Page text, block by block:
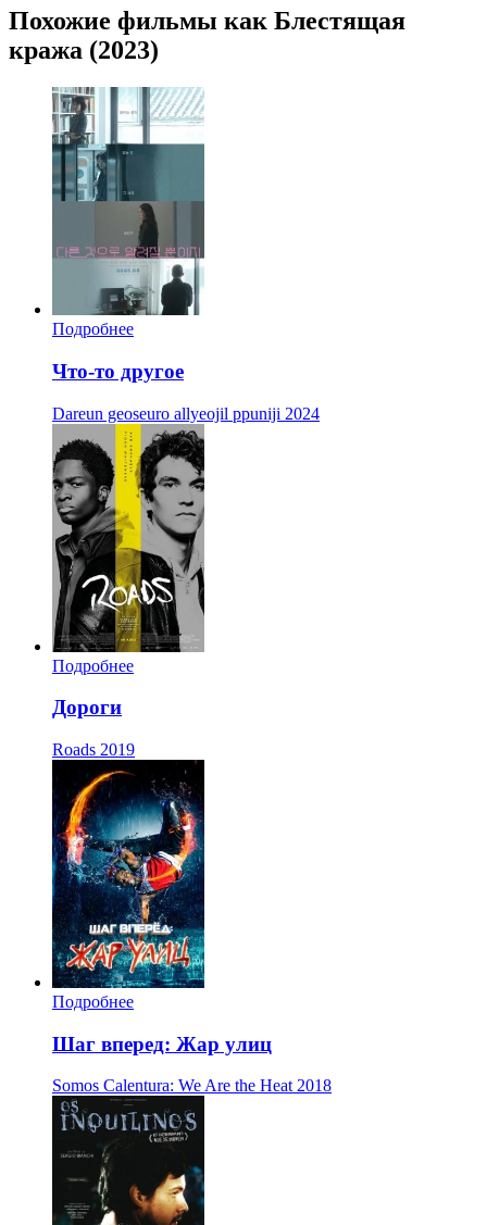
Похожие фильмы как Блестящая
кража (2023)
Подробнее
Что-то другое
Dareun geoseuro allyeojil ppuniji 2024
Подробнее
Дороги
Roads 2019
Подробнее
Шаг вперед: Жар улиц
Somos Calentura: We Are the Heat 2018